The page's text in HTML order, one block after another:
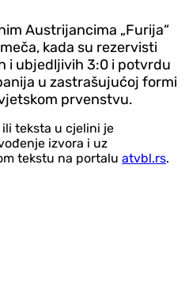
Austrijancima „Furija“
kada su rezervisti
i ubjedljivih 3:0 i potvrdu
u zastrašujućoj formi
prvenstvu.
teksta u cjelini je
izvora i uz
tekstu na portalu atvbl.rs.